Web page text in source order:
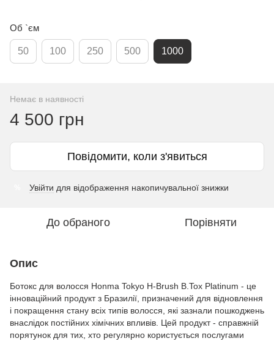
Об `єм
50 100 250 500 1000
Немає в наявності
4 500 грн
Повідомити, коли з'явиться
Увійти для відображення накопичувальної знижки
До обраного Порівняти
Опис
Ботокс для волосся Honma Tokyo H-Brush B.Tox Platinum - це
інноваційний продукт з Бразилії, призначений для відновлення
і покращення стану всіх типів волосся, які зазнали пошкоджень
внаслідок постійних хімічних впливів. Цей продукт - справжній
порятунок для тих, хто регулярно користується послугами